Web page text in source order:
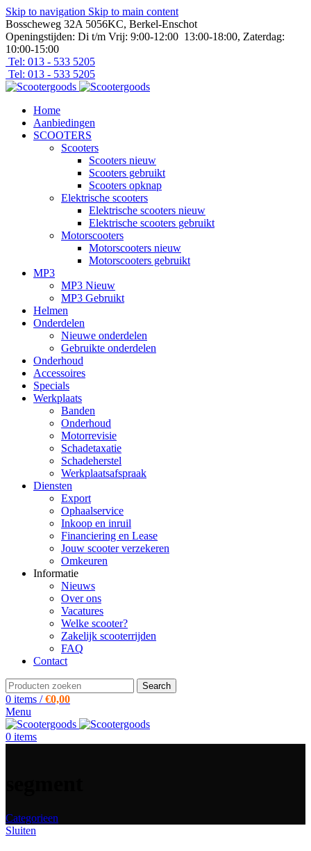
Skip to navigation Skip to main content
Bosscheweg 32A 5056KC, Berkel-Enschot
Openingstijden: Di t/m Vrij: 9:00-12:00 13:00-18:00, Zaterdag:
10:00-15:00
Tel: 013 - 533 5205
Tel: 013 - 533 5205
Home
Aanbiedingen
SCOOTERS
Scooters
Scooters nieuw
Scooters gebruikt
Scooters opknap
Elektrische scooters
Elektrische scooters nieuw
Elektrische scooters gebruikt
Motorscooters
Motorscooters nieuw
Motorscooters gebruikt
MP3
MP3 Nieuw
MP3 Gebruikt
Helmen
Onderdelen
Nieuwe onderdelen
Gebruikte onderdelen
Onderhoud
Accessoires
Specials
Werkplaats
Banden
Onderhoud
Motorrevisie
Schadetaxatie
Schadeherstel
Werkplaatsafspraak
Diensten
Export
Ophaalservice
Inkoop en inruil
Financiering en Lease
Jouw scooter verzekeren
Omkeuren
Informatie
Nieuws
Over ons
Vacatures
Welke scooter?
Zakelijk scooterrijden
FAQ
Contact
Search
0 items / €0,00
Menu
0 items
Categorieen
Sluiten